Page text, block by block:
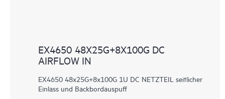
EX4650 48X25G+8X100G DC
AIRFLOW IN
EX4650 48x25G+8x100G 1U DC NETZTEIL seitlicher
Einlass und Backbordauspuff